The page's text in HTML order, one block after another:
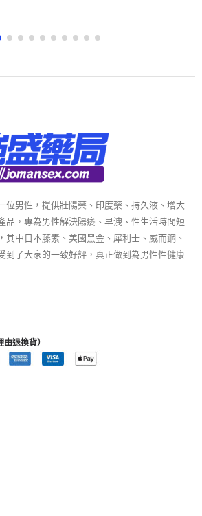
位男性，提供壯陽藥、印度藥、持久液、增大
品，專為男性解決陽痿、早洩、性生活時間短
其中日本藤素、美國黑金、犀利士、威而鋼、
到了大家的一致好評，真正做到為男性性健康
退換貨）